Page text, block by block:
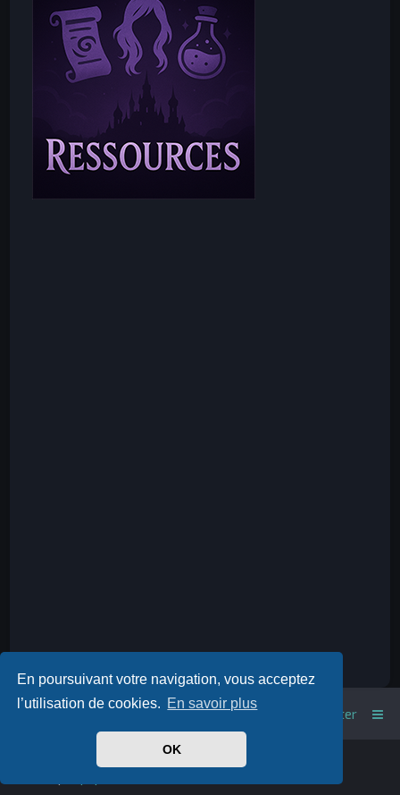
En poursuivant votre navigation, vous acceptez
l’utilisation de cookies. En savoir plus
OK
Index du forum Nous contacter
phpBB
PlanetStyles